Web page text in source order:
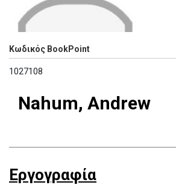
Κωδικός BookPoint
1027108
Nahum, Andrew
Εργογραφία